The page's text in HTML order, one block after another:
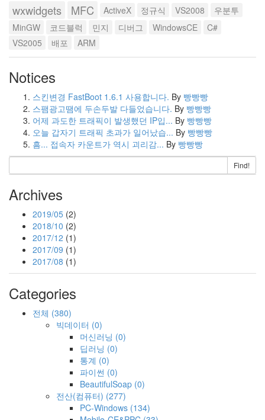
wxwidgets
MFC ActiveX 정규식 VS2008
우분투
MinGW
코드블럭 민지 디버그 WindowsCE
C#
VS2005
배포 ARM
Notices
스킨변경 FastBoot 1.6.1 사용합니다. By 빵빵빵
스팸광고땜에 두손두발 다들었습니다. By 빵빵빵
어제 과도한 트래픽이 발생했던 IP입... By 빵빵빵
오늘 갑자기 트래픽 초과가 일어났습... By 빵빵빵
흠... 접속자 카운트가 역시 괴리감... By 빵빵빵
Find!
Archives
2019/05 (2)
2018/10 (2)
2017/12 (1)
2017/09 (1)
2017/08 (1)
Categories
전체 (380)
빅데이터 (0)
머신러닝 (0)
딥러닝 (0)
통계 (0)
파이썬 (0)
BeautifulSoap (0)
전산(컴퓨터) (277)
PC-Windows (134)